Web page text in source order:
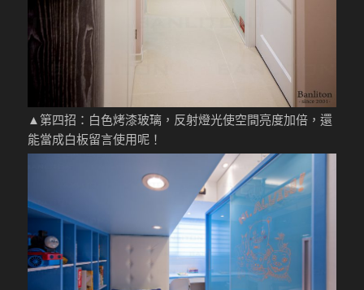
▲第四招：白色烤漆玻璃，反射燈光使空間亮度加倍，還
能當成白板留言使用呢！